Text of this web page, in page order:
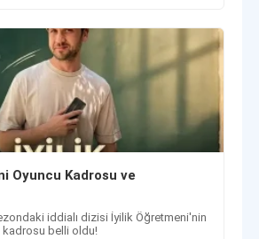
Oyuncu Kadrosu ve
iddialı dizisi İyilik Öğretmeni'nin
kadrosu belli oldu!